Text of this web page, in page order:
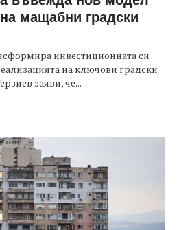
мащабни градски
инвестиционната си
на ключови градски
заяви, че...